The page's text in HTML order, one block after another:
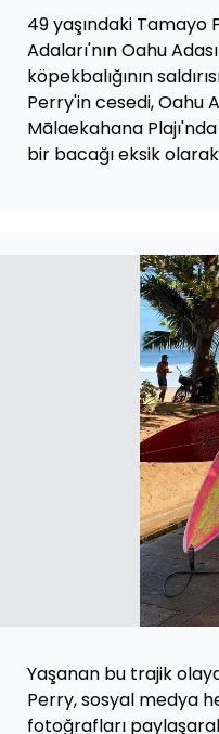
49 yaşındaki Tamayo
Adaları'nın Oahu
köpekbalığının
Perry'in cesedi, Oahu
Mālaekahana
bir bacağı eksik
Yaşanan bu trajik
Perry, sosyal medya
fotoğrafları